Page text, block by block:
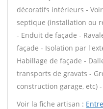
décoratifs intérieurs -
septique (installation ou
- Enduit de façade -
façade - Isolation par
Habillage de façade -
transports de gravats -
construction garage, etc)
Voir la fiche artisan :